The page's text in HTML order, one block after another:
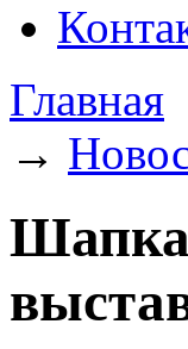
Главная
→
Шапка